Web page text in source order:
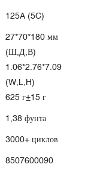
125A (5C)
27*70*180 мм
(Ш,Д,В)
1.06*2.76*7.09
(W,L,H)
625 г±15 г
1,38 фунта
3000+ циклов
8507600090